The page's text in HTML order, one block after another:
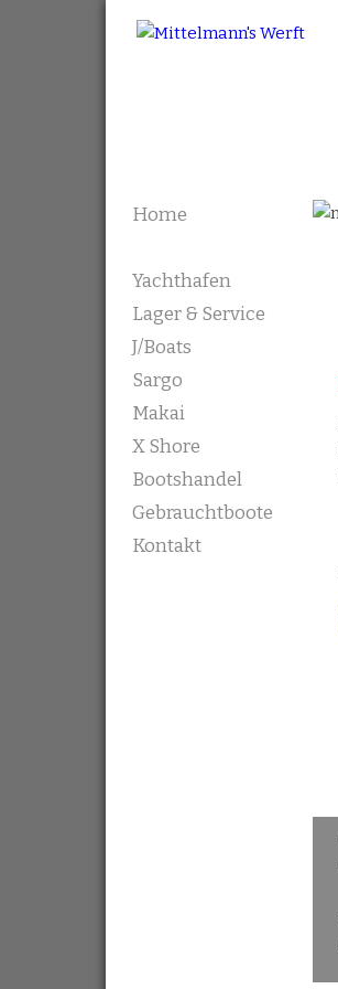
Skip to content
Home
Yachthafen
Lager & Service
J/Boats
Sargo
Makai
X Shore
Bootshandel
Gebrauchtboote
Kontakt